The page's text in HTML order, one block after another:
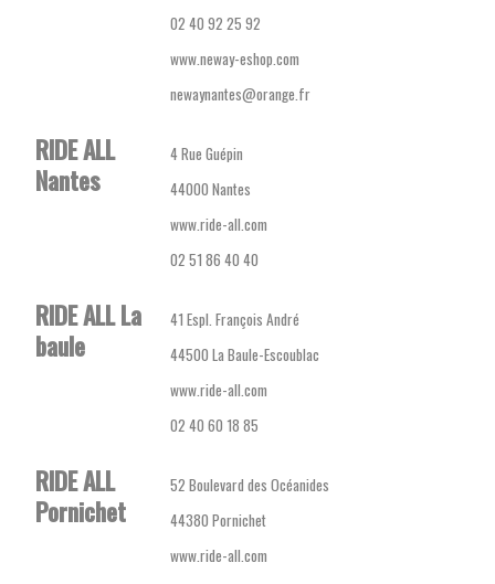
02 40 92 25 92
www.neway-eshop.com
newaynantes@orange.fr
RIDE ALL
Nantes
4 Rue Guépin
44000 Nantes
www.ride-all.com
02 51 86 40 40
RIDE ALL La
baule
41 Espl. François André
44500 La Baule-Escoublac
www.ride-all.com
02 40 60 18 85
RIDE ALL
Pornichet
52 Boulevard des Océanides
44380 Pornichet
www.ride-all.com